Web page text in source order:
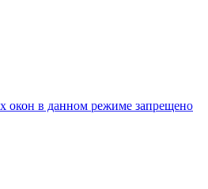
окон в данном режиме запрещено